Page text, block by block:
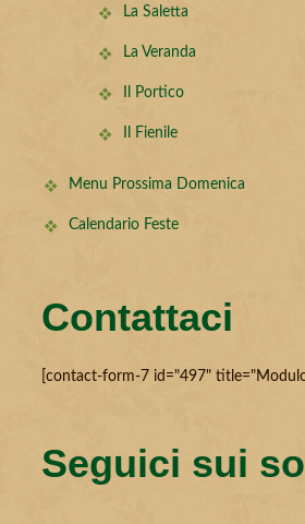
La Saletta
La Veranda
Il Portico
Il Fienile
Menu Prossima Domenica
Calendario Feste
Contattaci
[contact-form-7 id="497"
Seguici sui